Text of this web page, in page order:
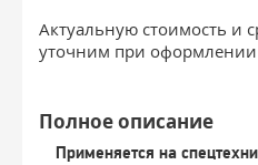
Актуальную стоимость и
уточним при оформлении
Полное описание
Применяется на